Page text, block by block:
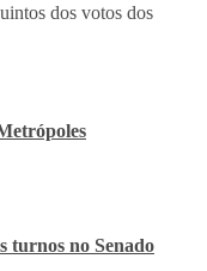
dos votos dos
turnos no Senado